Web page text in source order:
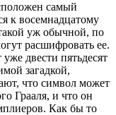
самый
к восемнадцатому
уж обычной, по
расшифровать ее.
двести пятьдесят
загадкой,
что символ может
Грааля, и что он
Как бы то